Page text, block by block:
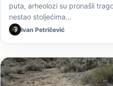
puta, arheolozi su pronašli
nestao stoljećima…
Ivan Petričević